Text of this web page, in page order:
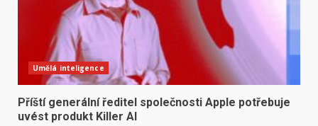
Umělá inteligence
Příští generální ředitel společnosti Apple potřebuje
uvést produkt Killer AI